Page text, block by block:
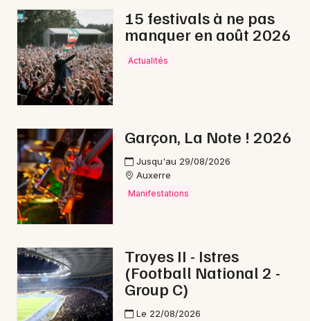
Montagne en Bourgogne-Franche-Comté
Newsletter des sorties
Artistes en tournée
Actus à Tonnerre
Magazine à Tonnerre
15 festivals à ne pas
manquer en août 2026
Actualités
Garçon, La Note ! 2026
Jusqu'au 29/08/2026
Auxerre
Manifestations
Troyes II - Istres
(Football National 2 -
Group C)
Le 22/08/2026